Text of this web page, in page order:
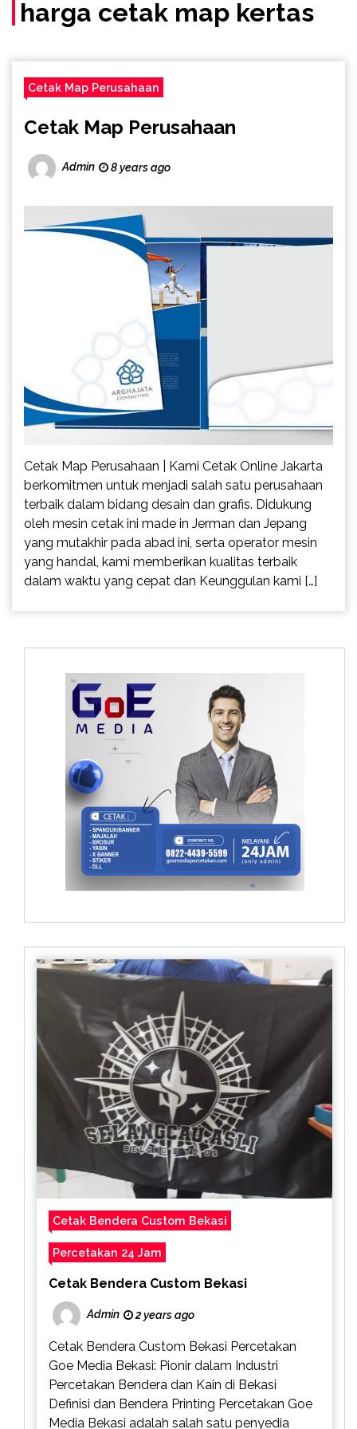
harga cetak map kertas
Cetak Map Perusahaan
Cetak Map Perusahaan
Admin 8 years ago
Cetak Map Perusahaan | Kami Cetak Online Jakarta
berkomitmen untuk menjadi salah satu perusahaan
terbaik dalam bidang desain dan grafis. Didukung
oleh mesin cetak ini made in Jerman dan Jepang
yang mutakhir pada abad ini, serta operator mesin
yang handal, kami memberikan kualitas terbaik
dalam waktu yang cepat dan Keunggulan kami […]
Cetak Bendera Custom Bekasi
Percetakan 24 Jam
Cetak Bendera Custom Bekasi
Admin 2 years ago
Cetak Bendera Custom Bekasi Percetakan
Goe Media Bekasi: Pionir dalam Industri
Percetakan Bendera dan Kain di Bekasi
Definisi dan Bendera Printing Percetakan Goe
Media Bekasi adalah salah satu penyedia